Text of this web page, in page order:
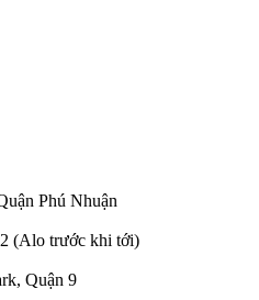
Phú Nhuận
(Alo trước khi tới)
Quận 9